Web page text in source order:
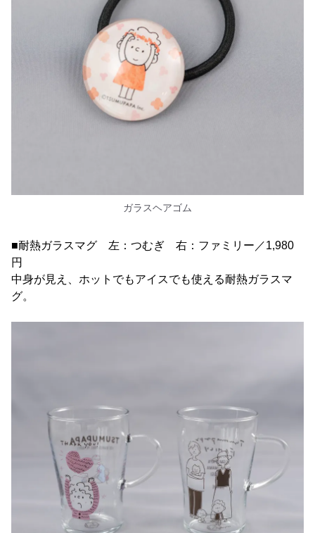
ガラスヘアゴム
■耐熱ガラスマグ 左：つむぎ 右：ファミリー／1,980
円
中身が見え、ホットでもアイスでも使える耐熱ガラスマ
グ。